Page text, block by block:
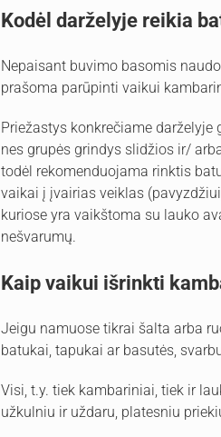
Kodėl darželyje reikia
Nepaisant buvimo basomis
prašoma parūpinti vaikui
Priežastys konkrečiame
nes grupės grindys slidžios ir/
todėl rekomenduojama rinktis
vaikai į įvairias veiklas
kuriose yra vaikštoma su lauko
nešvarumų.
Kaip vaikui išrinkti
Jeigu namuose tikrai šalta arba
batukai, tapukai ar basutės,
Visi, t.y. tiek kambariniai, tiek ir
užkulniu ir uždaru, platesniu